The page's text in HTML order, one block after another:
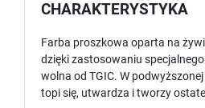
CHARAKTERYSTYKA
Farba proszkowa oparta na
dzięki zastosowaniu
wolna od TGIC. W
topi się, utwardza i tworzy